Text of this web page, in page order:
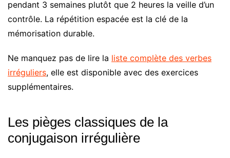
pendant 3 semaines plutôt que 2 heures la veille d’un
contrôle. La répétition espacée est la clé de la
mémorisation durable.
Ne manquez pas de lire la liste complète des verbes
irréguliers, elle est disponible avec des exercices
supplémentaires.
Les pièges classiques de la
conjugaison irrégulière